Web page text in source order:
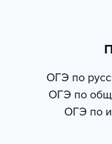
ОГЭ по
ОГЭ по
ОГЭ по